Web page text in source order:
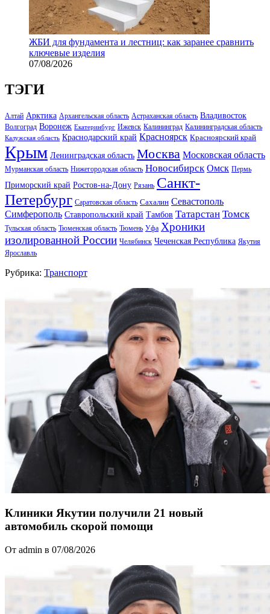
ЖБИ для фундамента и лестниц: как заранее сравнить
ключевые изделия
07/08/2026
ТЭГИ
Алтай Арктика Архангельская область Астраханская область Владивосток
Волгоград Воронеж Екатеринбург Ижевск Калининград Калининградская область
Калужская область Краснодарский край Красноярск Красноярский край
Крым Ленинградская область Москва Московская область
Мурманская область Нижегородская область Новосибирск Омск Пермь
Приморский край Ростов-на-Дону Рязань Санкт-
Петербург Саратовская область Сахалин Севастополь
Симферополь Ставропольский край Тамбов Татарстан Томск
Тульская область Тюменская область Тюмень Уфа Хроники
изолированной России Челябинск Чеченская Республика Якутия
Ярославль
Рубрика: Транспорт
Клиники Якутии получили 21 новый
автомобиль скорой помощи
От admin в 07/08/2026